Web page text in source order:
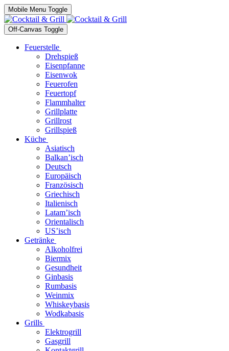
Mobile Menu Toggle
Off-Canvas Toggle
Feuerstelle
Drehspieß
Eisenpfanne
Eisenwok
Feuerofen
Feuertopf
Flammhalter
Grillplatte
Grillrost
Grillspieß
Küche
Asiatisch
Balkan’isch
Deutsch
Europäisch
Französisch
Griechisch
Italienisch
Latam’isch
Orientalisch
US’isch
Getränke
Alkoholfrei
Biermix
Gesundheit
Ginbasis
Rumbasis
Weinmix
Whiskeybasis
Wodkabasis
Grills
Elektrogrill
Gasgrill